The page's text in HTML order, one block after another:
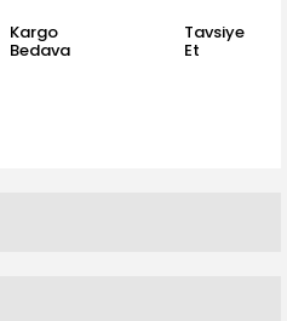
Kargo
Bedava
Tavsiye
Et